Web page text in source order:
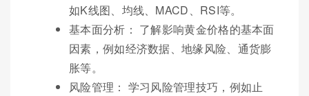
如K线图、均线、MACD、RSI等。
基本面分析： 了解影响黄金价格的基本面
因素，例如经济数据、地缘风险、通货膨
胀等。
风险管理： 学习风险管理技巧，例如止